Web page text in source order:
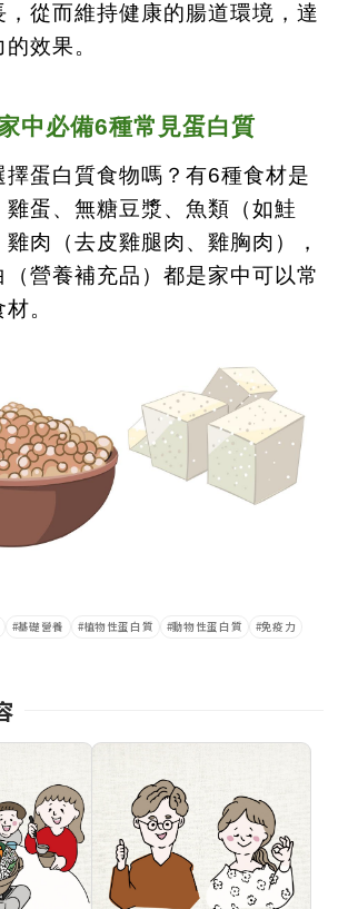
，從而維持健康的腸道環境，達
效果。
中必備6種常見蛋白質
擇蛋白質食物嗎？有6種食材是
雞蛋、無糖豆漿、魚類（如鮭
肉（去皮雞腿肉、雞胸肉），
（營養補充品）都是家中可以常
。
基礎營養 植物性蛋白質 動物性蛋白質 免疫力